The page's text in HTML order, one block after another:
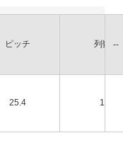
ピッチ 列数
25.4 1